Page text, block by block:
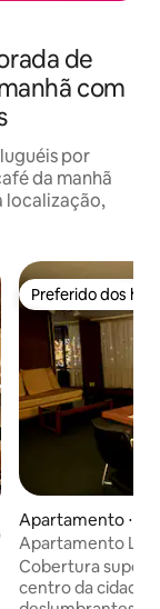
de
com
por
da manhã
localização,
avaliação média
Preferido dos
Preferido dos
Apartamento ⋅ La
Apartamento
CENTRO DA
Cobertura super
centro da cidade